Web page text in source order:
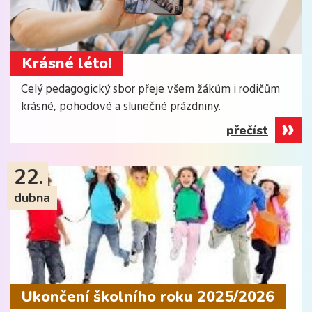
Krásné léto!
Celý pedagogický sbor přeje všem žákům i rodičům
krásné, pohodové a slunečné prázdniny.
přečíst
Ukončení školního roku 2025/2026
22.
dubna